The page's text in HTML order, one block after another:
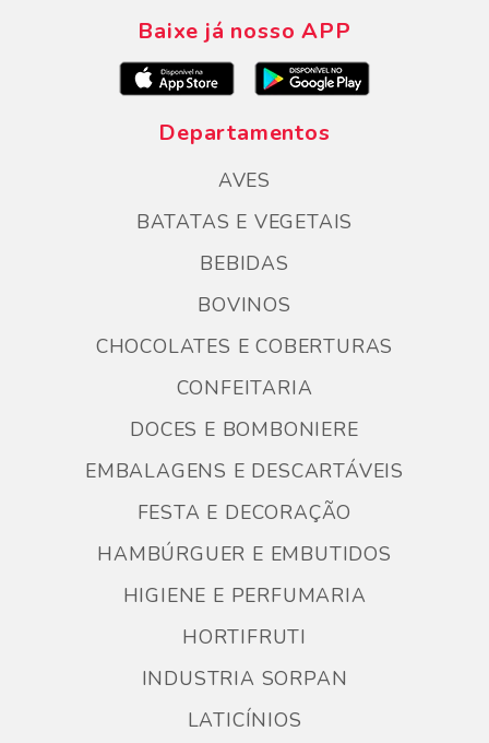
Baixe já nosso APP
Departamentos
AVES
BATATAS E VEGETAIS
BEBIDAS
BOVINOS
CHOCOLATES E COBERTURAS
CONFEITARIA
DOCES E BOMBONIERE
EMBALAGENS E DESCARTÁVEIS
FESTA E DECORAÇÃO
HAMBÚRGUER E EMBUTIDOS
HIGIENE E PERFUMARIA
HORTIFRUTI
INDUSTRIA SORPAN
LATICÍNIOS